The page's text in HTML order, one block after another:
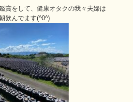
賞をして、健康オタクの我々夫婦は
飲んでます(^0^)